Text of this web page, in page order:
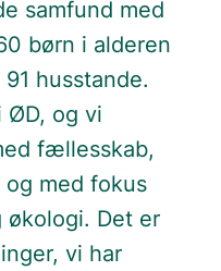
samfund med
børn i alderen
husstande.
ØD, og vi
fællesskab,
med fokus
Det er
vi har